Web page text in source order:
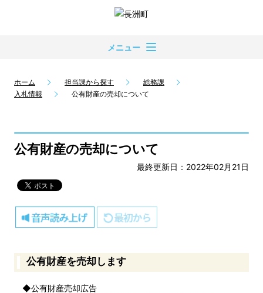
メニュー
ホーム 担当課から探す
総務課
入札情報
公有財産の売却について
公有財産の売却について
最終更新日：2022年02月21日
公有財産を売却します
◆公有財産売却広告